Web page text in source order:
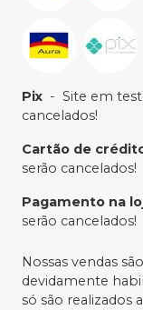
Pix - Site em
cancelados!
Cartão de
serão cancelados!
Pagamento na
serão cancelados!
Nossas vendas
devidamente
só são realizados